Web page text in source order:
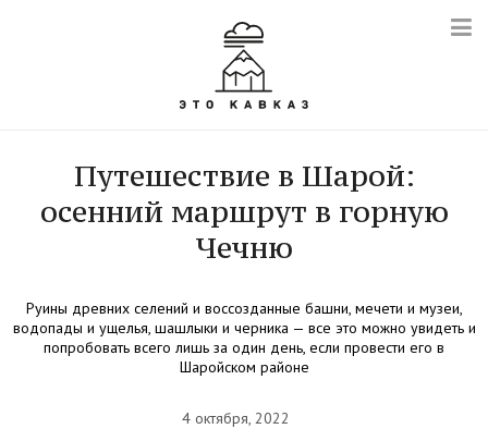
Путешествие в Шарой:
осенний маршрут в горную
Чечню
Руины древних селений и воссозданные башни, мечети и музеи,
водопады и ущелья, шашлыки и черника — все это можно увидеть и
попробовать всего лишь за один день, если провести его в
Шаройском районе
4 октября, 2022